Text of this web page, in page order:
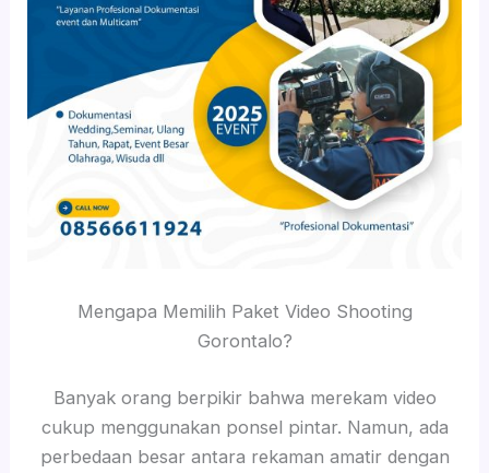
Mengapa Memilih Paket Video Shooting
Gorontalo?
Banyak orang berpikir bahwa merekam video
cukup menggunakan ponsel pintar. Namun, ada
perbedaan besar antara rekaman amatir dengan